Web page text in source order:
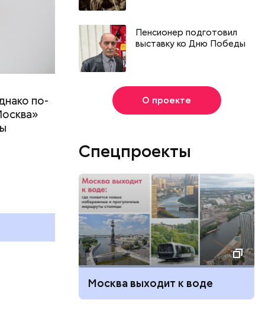
по-
Пенсионер подготовил
выставку ко Дню Победы
О проекте
Спецпроекты
Москва выходит к воде